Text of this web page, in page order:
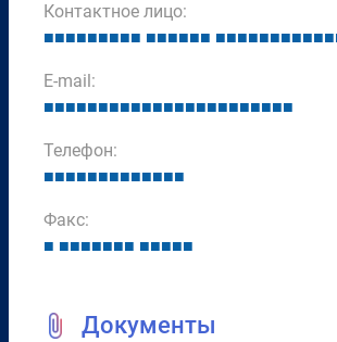
Контактное лицо:
■■■■■■■■■ ■■■■■■ ■■■■■■■■■■■
E-mail:
■■■■■■■■■■■■■■■■■■■■■■■
Телефон:
■■■■■■■■■■■■■
Факс:
■ ■■■■■■■ ■■■■■
Документы